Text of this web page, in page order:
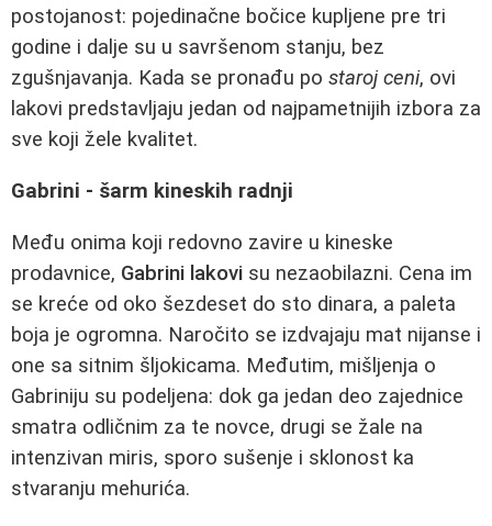
postojanost: pojedinačne bočice kupljene pre tri
godine i dalje su u savršenom stanju, bez
zgušnjavanja. Kada se pronađu po staroj ceni, ovi
lakovi predstavljaju jedan od najpametnijih izbora za
sve koji žele kvalitet.
Gabrini - šarm kineskih radnji
Među onima koji redovno zavire u kineske
prodavnice, Gabrini lakovi su nezaobilazni. Cena im
se kreće od oko šezdeset do sto dinara, a paleta
boja je ogromna. Naročito se izdvajaju mat nijanse i
one sa sitnim šljokicama. Međutim, mišljenja o
Gabriniju su podeljena: dok ga jedan deo zajednice
smatra odličnim za te novce, drugi se žale na
intenzivan miris, sporo sušenje i sklonost ka
stvaranju mehurića.